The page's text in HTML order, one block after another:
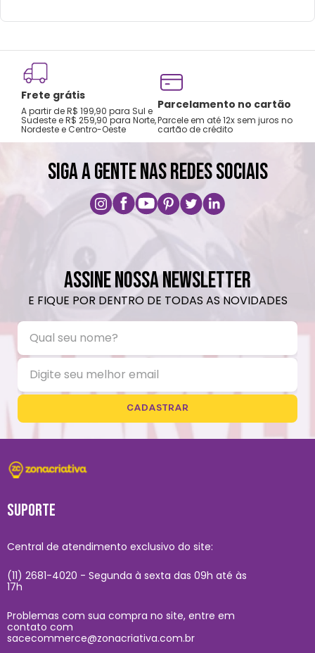
Frete grátis
A partir de R$ 199,90 para Sul e
Sudeste e R$ 259,90 para Norte,
Nordeste e Centro-Oeste
Parcelamento no cartão
Parcele em até 12x sem juros no
cartão de crédito
SIGA A GENTE NAS REDES SOCIAIS
ASSINE NOSSA NEWSLETTER
E FIQUE POR DENTRO DE TODAS AS NOVIDADES
CADASTRAR
SUPORTE
Central de atendimento exclusivo do site:
(11) 2681-4020 - Segunda à sexta das 09h até às
17h
Problemas com sua compra no site, entre em
contato com
sacecommerce@zonacriativa.com.br